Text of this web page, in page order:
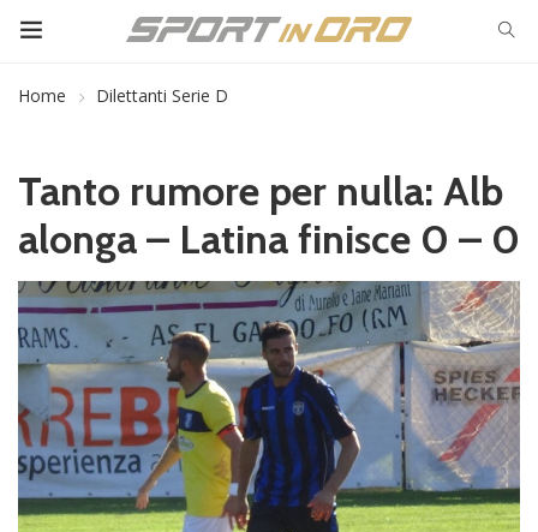
Home Dilettanti Serie D
Tanto rumore per nulla: Alb
alonga – Latina finisce 0 – 0